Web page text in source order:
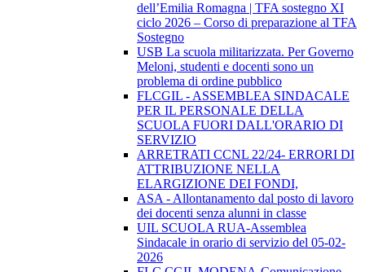
dell’Emilia Romagna | TFA sostegno XI
ciclo 2026 – Corso di preparazione al TFA
Sostegno
USB La scuola militarizzata. Per Governo
Meloni, studenti e docenti sono un
problema di ordine pubblico
FLCGIL - ASSEMBLEA SINDACALE
PER IL PERSONALE DELLA
SCUOLA FUORI DALL'ORARIO DI
SERVIZIO
ARRETRATI CCNL 22/24- ERRORI DI
ATTRIBUZIONE NELLA
ELARGIZIONE DEI FONDI,
ASA - Allontanamento dal posto di lavoro
dei docenti senza alunni in classe
UIL SCUOLA RUA-Assemblea
Sindacale in orario di servizio del 05-02-
2026